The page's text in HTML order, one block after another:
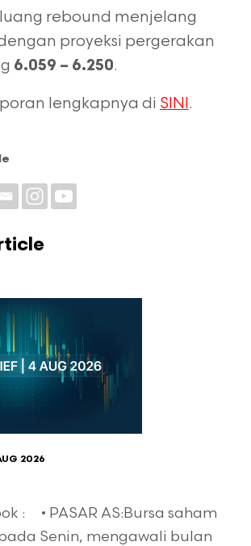
rebound menjelang
proyeksi pergerakan
6.059 – 6.250.
lengkapnya di SINI.
2026
: • PASAR AS:Bursa saham
Senin, mengawali bulan